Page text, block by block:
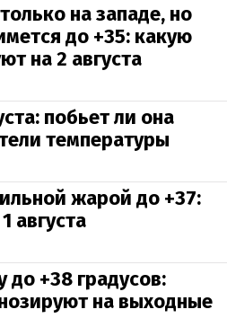
на западе, но
до +35: какую
на 2 августа
побьет ли она
температуры
жарой до +37:
августа
до +38 градусов:
на выходные